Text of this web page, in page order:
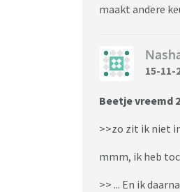
maakt andere
15-11-
Beetje vreemd 2
>>zo zit ik niet
mmm, ik heb
>> ... En ik